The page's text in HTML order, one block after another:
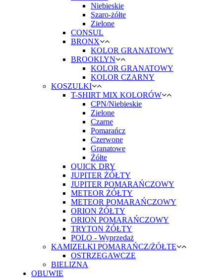
Niebieskie
Szaro-żółte
Zielone
CONSUL
BRONX
KOLOR GRANATOWY
BROOKLYN
KOLOR GRANATOWY
KOLOR CZARNY
KOSZULKI
T-SHIRT MIX KOLORÓW
CPN/Niebieskie
Zielone
Czarne
Pomarańcz
Czerwone
Granatowe
Żółte
QUICK DRY
JUPITER ŻÓŁTY
JUPITER POMARAŃCZOWY
METEOR ŻÓŁTY
METEOR POMARAŃCZOWY
ORION ŻÓŁTY
ORION POMARAŃCZOWY
TRYTON ŻÓŁTY
POLO - Wyprzedaż
KAMIZELKI POMARAŃCZ/ŻÓŁTE
OSTRZEGAWCZE
BIELIZNA
OBUWIE